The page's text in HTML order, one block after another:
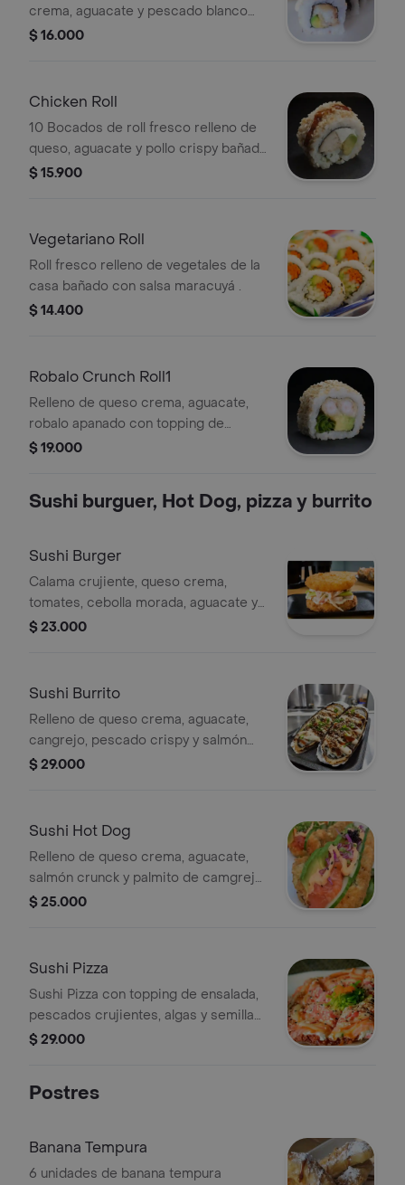
crema, aguacate y pescado blanco
crispy.
$ 16.000
Chicken Roll
10 Bocados de roll fresco relleno de
queso, aguacate y pollo crispy bañado
en salsa teriyaki.
$ 15.900
Vegetariano Roll
Roll fresco relleno de vegetales de la
casa bañado con salsa maracuyá .
$ 14.400
Robalo Crunch Roll1
Relleno de queso crema, aguacate,
robalo apanado con topping de
ajonjoli.
$ 19.000
Sushi burguer, Hot Dog, pizza y burrito
Sushi Burger
Calama crujiente, queso crema,
tomates, cebolla morada, aguacate y
salsas de la casa .
$ 23.000
Sushi Burrito
Relleno de queso crema, aguacate,
cangrejo, pescado crispy y salmón
crunck tempurizado bañado en salsa
$ 29.000
Sushi Hot Dog
Relleno de queso crema, aguacate,
salmón crunck y palmito de camgrejo
con topping de ensalda dinamita.
$ 25.000
Sushi Pizza
Sushi Pizza con topping de ensalada,
pescados crujientes, algas y semillas
de sésamo.
$ 29.000
Postres
Banana Tempura
6 unidades de banana tempura